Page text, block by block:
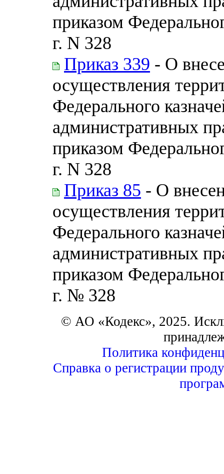
приказом
г. N 328
Приказ 339 - О
осуществления
Федерального
административных
приказом
г. N 328
Приказ 85 - О
осуществления
Федерального
административных
приказом
г. № 328
© АО «Кодекс», 2025.
Политика
Справка о регистрации